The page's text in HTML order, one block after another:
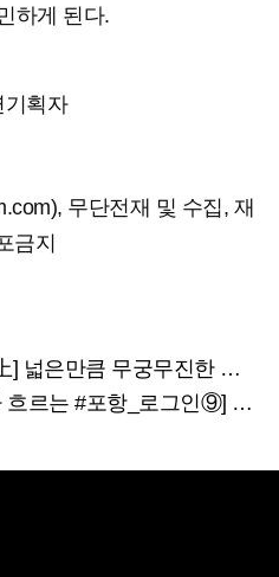
하게 된다.
기획자
무단전재 및 수집, 재
금지
한 이야기…경북은 ‘스토리 IP’의 원천
루 끝의 조용한 여운을 느끼고 싶을 때 ‘월포역’